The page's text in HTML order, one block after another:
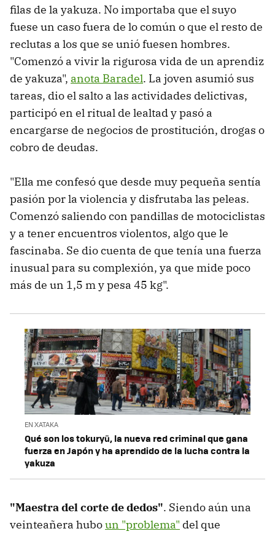
filas de la yakuza. No importaba que el suyo
fuese un caso fuera de lo común o que el resto de
reclutas a los que se unió fuesen hombres.
"Comenzó a vivir la rigurosa vida de un aprendiz
de yakuza", anota Baradel. La joven asumió sus
tareas, dio el salto a las actividades delictivas,
participó en el ritual de lealtad y pasó a
encargarse de negocios de prostitución, drogas o
cobro de deudas.
"Ella me confesó que desde muy pequeña sentía
pasión por la violencia y disfrutaba las peleas.
Comenzó saliendo con pandillas de motociclistas
y a tener encuentros violentos, algo que le
fascinaba. Se dio cuenta de que tenía una fuerza
inusual para su complexión, ya que mide poco
más de un 1,5 m y pesa 45 kg".
EN XATAKA
Qué son los tokuryū, la nueva red criminal que gana
fuerza en Japón y ha aprendido de la lucha contra la
yakuza
"Maestra del corte de dedos". Siendo aún una
veinteañera huboun "problema" del que